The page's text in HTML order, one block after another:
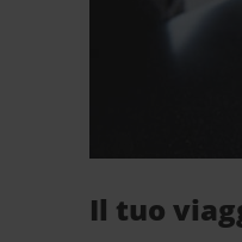
Il tuo